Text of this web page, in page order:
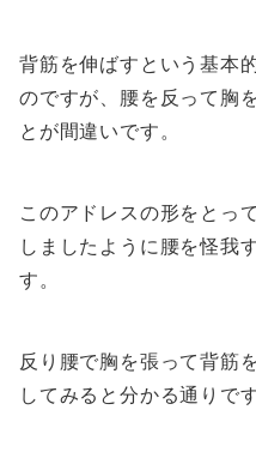
背筋を伸ばすという基本
のですが、腰を反って胸
とが間違いです。
このアドレスの形をとっ
しましたように腰を怪我
す。
反り腰で胸を張って背筋
してみると分かる通りです